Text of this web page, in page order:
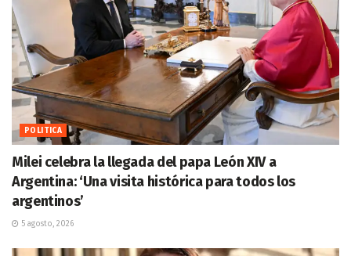
POLITICA
Milei celebra la llegada del papa León XIV a
Argentina: ‘Una visita histórica para todos los
argentinos’
5 agosto, 2026